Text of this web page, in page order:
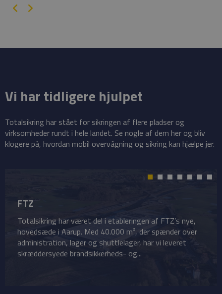
FTZ
Totalsikring har været del i etableringen af FTZ’s nye,
hovedsæde i Aarup. Med 40.000 m², der spænder over
administration, lager og shuttlelager, har vi leveret
skræddersyede brandsikkerheds- og...
Vi har tidligere hjulpet
Totalsikring har stået for sikringen af flere pladser og
virksomheder rundt i hele landet. Se nogle af dem her og bliv
klogere på, hvordan mobil overvågning og sikring kan hjælpe jer.